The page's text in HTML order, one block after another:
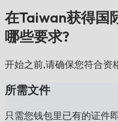
在Taiwan获得国
哪些要求?
开始之前,请确保您符合资
所需文件
只需您钱包里已有的证件